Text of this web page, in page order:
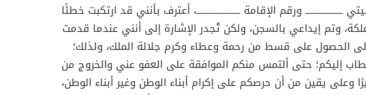
ــــــــــــــــــ ورقم الإقامة ـــــــــــــــــــــ، أعترف بأنني قد ارتكبت خطئًا
وتم إيداعي بالسجن، ولكن تُجدر الإشارة إلى أنني عندما قدمت
الحصول على قسط من رحمة وعطاء وكرم جلالة الملك، ولذلك؛
إليكم؛ حتى ألتمس منكم الموافقة على العفو عني والخروج من
وعلى يقين من أن حرصكم على إكرام أبناء الوطن وغير أبناء الوطن،